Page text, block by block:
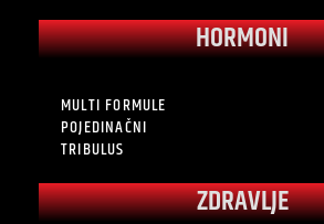
HORMONI
MULTI FORMULE
POJEDINAČNI
TRIBULUS
ZDRAVLJE